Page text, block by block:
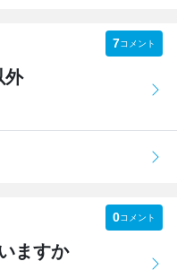
7コメント
外
0コメント
ますか